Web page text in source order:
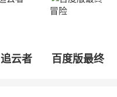
追云者
百度版最终